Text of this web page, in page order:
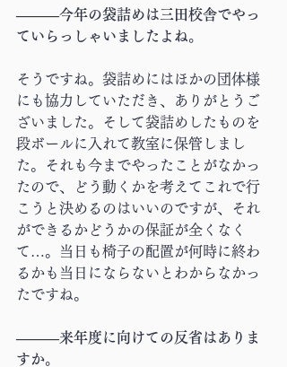
―――今年の袋詰めは三田校舎でやっ
ていらっしゃいましたよね。
そうですね。袋詰めにはほかの団体様
にも協力していただき、ありがとうご
ざいました。そして袋詰めしたものを
段ボールに入れて教室に保管しまし
た。それも今までやったことがなかっ
たので、どう動くかを考えてこれで行
こうと決めるのはいいのですが、それ
ができるかどうかの保証が全くなく
て…。当日も椅子の配置が何時に終わ
るかも当日にならないとわからなかっ
たですね。
―――来年度に向けての反省はありま
すか。